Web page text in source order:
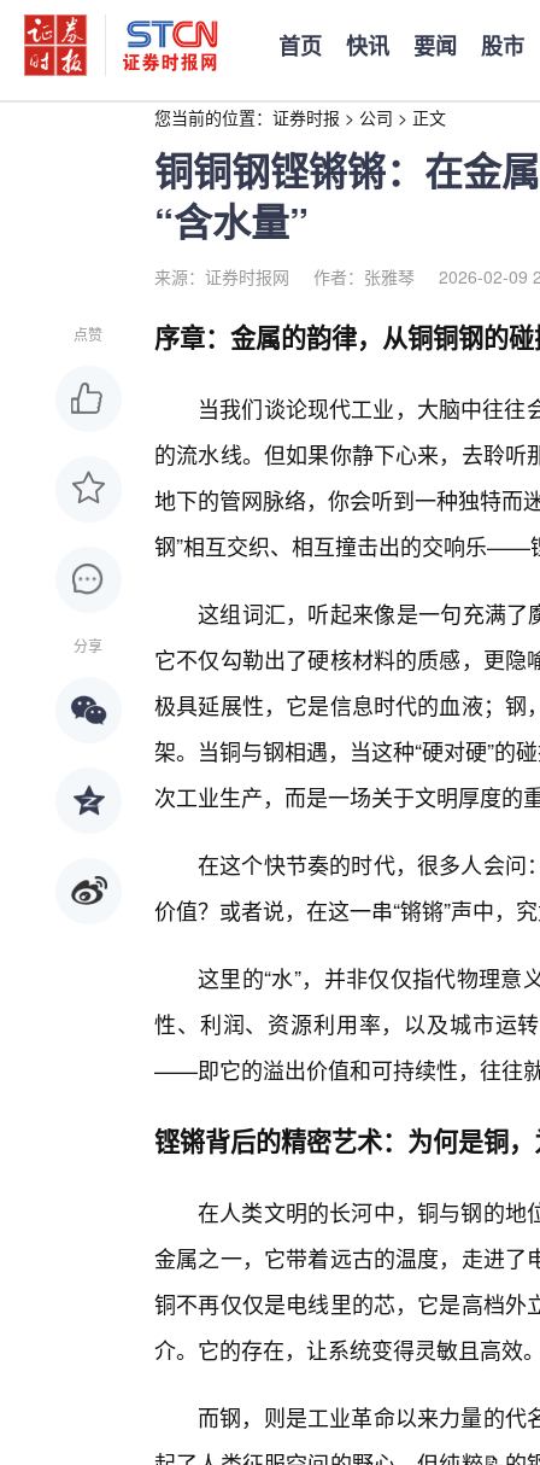
首页 快讯 要闻 股市
您当前的位置： 证券时报 > 公司 > 正文
铜铜钢铿锵锵：在金
“含水量”
来源：证券时报网 作者：张雅琴 2026-02-09
点赞
分享
序章：金属的韵律，从铜铜钢的
当我们谈论现代工业，大脑中往
的流水线。但如果你静下心来，去聆
地下的管网脉络，你会听到一种独特而
钢”相互交织、相互撞击出的交响乐——
这组词汇，听起来像是一句充满
它不仅勾勒出了硬核材料的质感，更
极具延展性，它是信息时代的血液；
架。当铜与钢相遇，当这种“硬对硬”的
次工业生产，而是一场关于文明厚度的
在这个快节奏的时代，很多人会问
价值？或者说，在这一串“锵锵”声中，
这里的“水”，并非仅仅指代物理
性、利润、资源利用率，以及城市运
——即它的溢出价值和可持续性，往往
铿锵背后的精密艺术：为何是铜
在人类文明的长河中，铜与钢的地
金属之一，它带着远古的温度，走进
铜不再仅仅是电线里的芯，它是高档
介。它的存在，让系统变得灵敏且高效
而钢，则是工业革命以来力量的